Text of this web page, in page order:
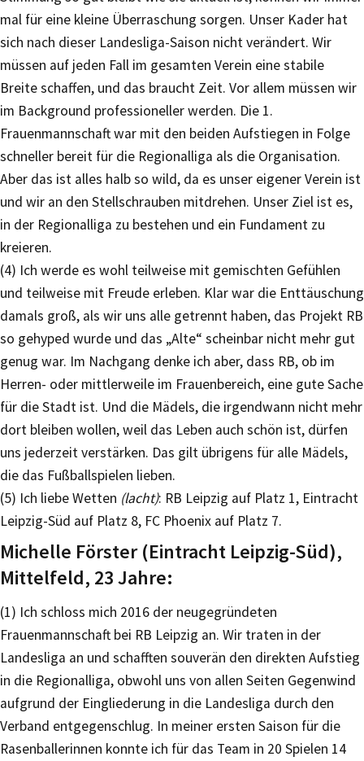
mal für eine kleine Überraschung sorgen. Unser Kader hat
sich nach dieser Landesliga-Saison nicht verändert. Wir
müssen auf jeden Fall im gesamten Verein eine stabile
Breite schaffen, und das braucht Zeit. Vor allem müssen wir
im Background professioneller werden. Die 1.
Frauenmannschaft war mit den beiden Aufstiegen in Folge
schneller bereit für die Regionalliga als die Organisation.
Aber das ist alles halb so wild, da es unser eigener Verein ist
und wir an den Stellschrauben mitdrehen. Unser Ziel ist es,
in der Regionalliga zu bestehen und ein Fundament zu
kreieren.
(4) Ich werde es wohl teilweise mit gemischten Gefühlen
und teilweise mit Freude erleben. Klar war die Enttäuschung
damals groß, als wir uns alle getrennt haben, das Projekt RB
so gehyped wurde und das „Alte“ scheinbar nicht mehr gut
genug war. Im Nachgang denke ich aber, dass RB, ob im
Herren- oder mittlerweile im Frauenbereich, eine gute Sache
für die Stadt ist. Und die Mädels, die irgendwann nicht mehr
dort bleiben wollen, weil das Leben auch schön ist, dürfen
uns jederzeit verstärken. Das gilt übrigens für alle Mädels,
die das Fußballspielen lieben.
(5) Ich liebe Wetten (lacht): RB Leipzig auf Platz 1, Eintracht
Leipzig-Süd auf Platz 8, FC Phoenix auf Platz 7.
Michelle Förster (Eintracht Leipzig-Süd),
Mittelfeld, 23 Jahre:
(1) Ich schloss mich 2016 der neugegründeten
Frauenmannschaft bei RB Leipzig an. Wir traten in der
Landesliga an und schafften souverän den direkten Aufstieg
in die Regionalliga, obwohl uns von allen Seiten Gegenwind
aufgrund der Eingliederung in die Landesliga durch den
Verband entgegenschlug. In meiner ersten Saison für die
Rasenballerinnen konnte ich für das Team in 20 Spielen 14